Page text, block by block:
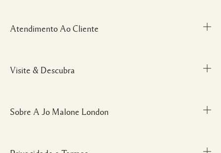
Atendimento Ao Cliente
Meu Perfil
Personal Shopper
Visite & Descubra
Descubra uma Fragrância
Sobre A Jo Malone London